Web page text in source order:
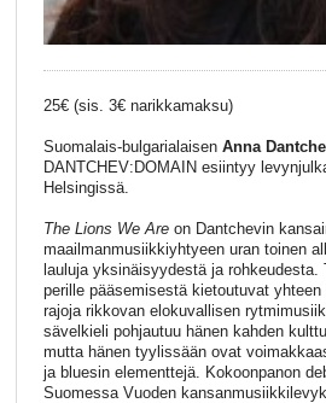
25€ (sis. 3€ narikkamaksu)
Suomalais-bulgarialaisen Anna
DANTCHEV:DOMAIN esiintyy
Helsingissä.
The Lions We Areon Dantchevin
maailmanmusiikkiyhtyeen uran toinen
lauluja yksinäisyydestä ja rohkeudesta.
perille pääsemisestä kietoutuvat
rajoja rikkovan elokuvallisen
sävelkieli pohjautuu hänen kahden
mutta hänen tyylissään ovat
ja bluesin elementtejä. Kokoonpanon
Suomessa Vuoden